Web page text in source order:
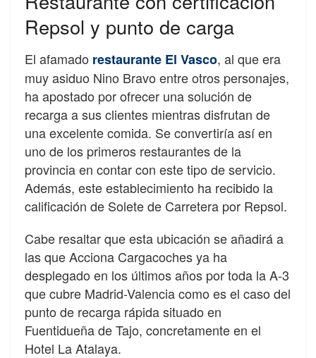
Repsol y punto de carga
El afamado restaurante El Vasco, al que era
muy asiduo Nino Bravo entre otros personajes,
ha apostado por ofrecer una solución de
recarga a sus clientes mientras disfrutan de
una excelente comida. Se convertiría así en
uno de los primeros restaurantes de la
provincia en contar con este tipo de servicio.
Además, este establecimiento ha recibido la
calificación de Solete de Carretera por Repsol.
Cabe resaltar que esta ubicación se añadirá a
las que Acciona Cargacoches ya ha
desplegado en los últimos años por toda la A-3
que cubre Madrid-Valencia como es el caso del
punto de recarga rápida situado en
Fuentidueña de Tajo, concretamente en el
Hotel La Atalaya.